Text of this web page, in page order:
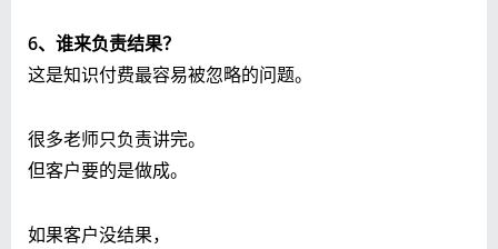
6、谁来负责结果？
这是知识付费最容易被忽略的问题。
很多老师只负责讲完。
但客户要的是做成。
如果客户没结果，